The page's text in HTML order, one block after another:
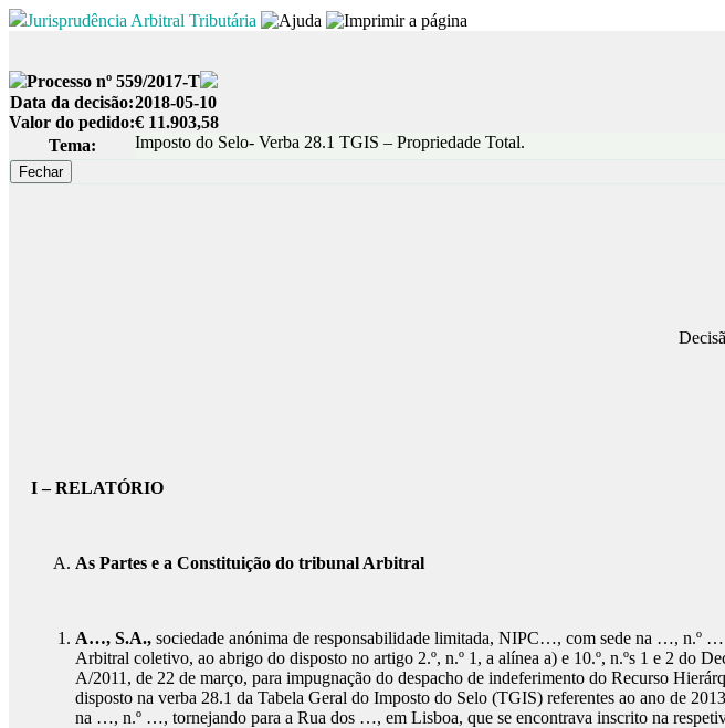
Jurisprudência Arbitral Tributária
Processo nº 559/2017-T
Data da decisão:2018-05-10
Valor do pedido:€ 11.903,58
Tema:
Imposto do Selo- Verba 28.1 TGIS – Propriedade Total.
I – RELATÓRIO
As Partes e a Constituição do tribunal Arbitral
A…, S.A., sociedade anónima de responsabilidade limitada, NIPC…, com sede na …,
Arbitral coletivo, ao abrigo do disposto no artigo 2.º, n.º 1, a alínea a) e 10.º, n.ºs 1 e 2 do
A/2011, de 22 de março, para impugnação do despacho de indeferimento do Recurso
disposto na verba 28.1 da Tabela Geral do Imposto do Selo (TGIS) referentes ao ano de
na …, n.º …, tornejando para a Rua dos …, em Lisboa, que se encontrava inscrito na